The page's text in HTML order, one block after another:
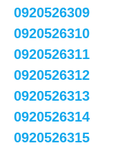
0920526309
0920526310
0920526311
0920526312
0920526313
0920526314
0920526315